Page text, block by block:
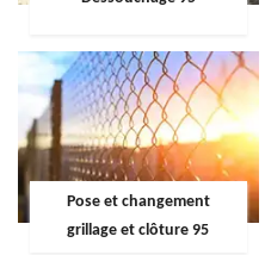
Pose et changement
grillage et clôture 95